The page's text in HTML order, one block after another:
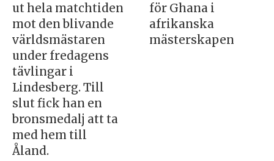
ut hela matchtiden
mot den blivande
världsmästaren
under fredagens
tävlingar i
Lindesberg. Till
slut fick han en
bronsmedalj att ta
med hem till
Åland.
för Ghana i
afrikanska
mästerskapen